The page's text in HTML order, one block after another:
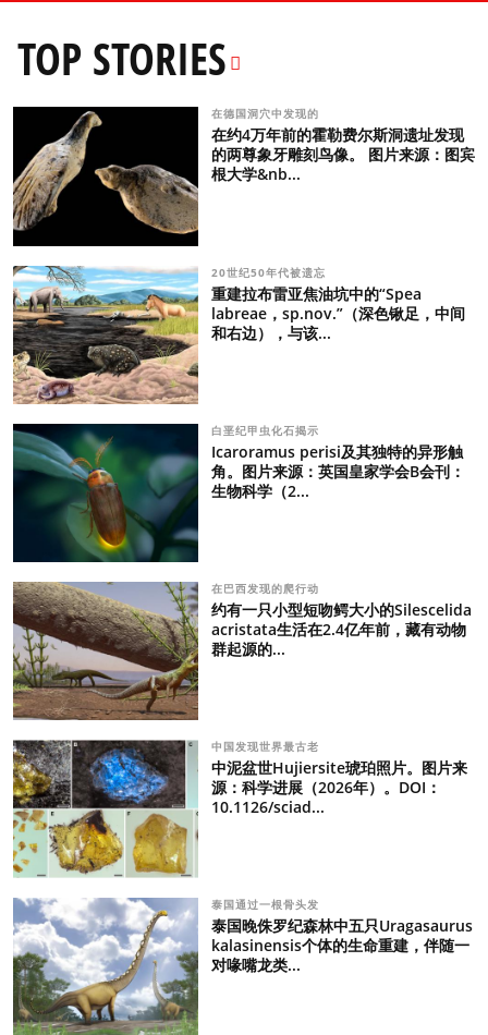
TOP STORIES
在德国洞穴中发现的
在约4万年前的霍勒费尔斯洞遗址发现
的两尊象牙雕刻鸟像。 图片来源：图宾
根大学&nb...
20世纪50年代被遗忘
重建拉布雷亚焦油坑中的“Spea
labreae，sp.nov.”（深色锹足，中间
和右边），与该...
白垩纪甲虫化石揭示
Icaroramus perisi及其独特的异形触
角。图片来源：英国皇家学会B会刊：
生物科学（2...
在巴西发现的爬行动
约有一只小型短吻鳄大小的Silescelida
acristata生活在2.4亿年前，藏有动物
群起源的...
中国发现世界最古老
中泥盆世Hujiersite琥珀照片。图片来
源：科学进展（2026年）。DOI：
10.1126/sciad...
泰国通过一根骨头发
泰国晚侏罗纪森林中五只Uragasaurus
kalasinensis个体的生命重建，伴随一
对喙嘴龙类...